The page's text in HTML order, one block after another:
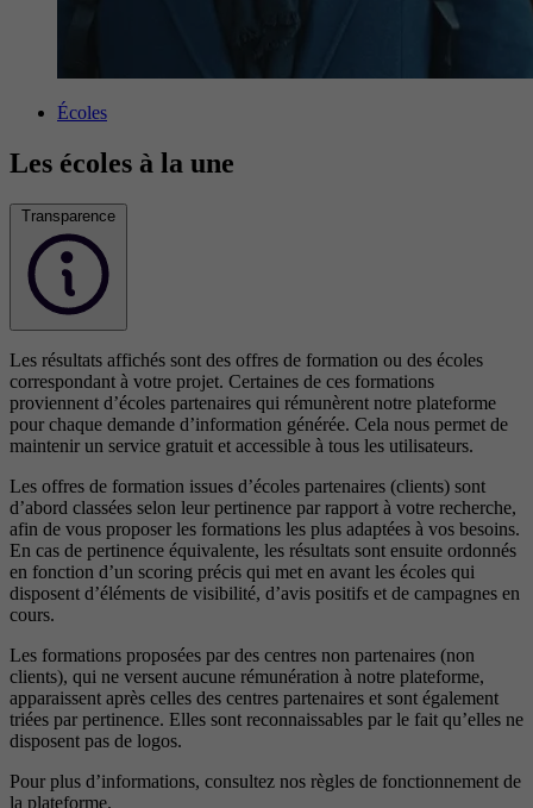
Écoles
Les écoles à la une
Transparence
Les résultats affichés sont des offres de formation ou des écoles
correspondant à votre projet. Certaines de ces formations
proviennent d’écoles partenaires qui rémunèrent notre plateforme
pour chaque demande d’information générée. Cela nous permet de
maintenir un service gratuit et accessible à tous les utilisateurs.
Les offres de formation issues d’écoles partenaires (clients) sont
d’abord classées selon leur pertinence par rapport à votre recherche,
afin de vous proposer les formations les plus adaptées à vos besoins.
En cas de pertinence équivalente, les résultats sont ensuite ordonnés
en fonction d’un scoring précis qui met en avant les écoles qui
disposent d’éléments de visibilité, d’avis positifs et de campagnes en
cours.
Les formations proposées par des centres non partenaires (non
clients), qui ne versent aucune rémunération à notre plateforme,
apparaissent après celles des centres partenaires et sont également
triées par pertinence. Elles sont reconnaissables par le fait qu’elles ne
disposent pas de logos.
Pour plus d’informations, consultez nos règles de fonctionnement de
la plateforme.